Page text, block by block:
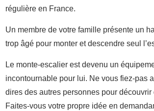
régulière en France.
Un membre de votre famille présente un
trop âgé pour monter et descendre seul
Le monte-escalier est devenu un
incontournable pour lui. Ne vous fiez-pas
dires des autres personnes pour découvrir
Faites-vous votre propre idée en